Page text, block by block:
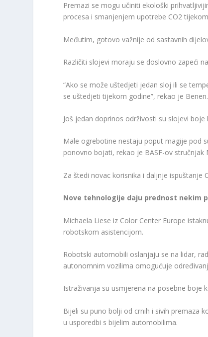
Premazi se mogu učiniti ekološki
procesa i smanjenjem upotrebe CO2
Međutim, gotovo važnije od sastavnih
Različiti slojevi moraju se doslovno zapeći
“Ako se može uštedjeti jedan sloj ili se
se uštedjeti tijekom godine”, rekao je Benen.
Još jedan doprinos održivosti su slojevi
Male ogrebotine nestaju poput magije pod
ponovno bojati, rekao je BASF-ov
Za štedi novac korisnika i daljnje ispuštanje
Nove tehnologije daju prednost nekim
Michaela Liese iz Color Center Europe
robotskom asistencijom.
Robotski automobili oslanjaju se na lidar,
autonomnim vozilima omogućuje
Istraživanja su usmjerena na posebne boje
Bijeli su puno bolji od crnih i sivih premaza
u usporedbi s bijelim automobilima.